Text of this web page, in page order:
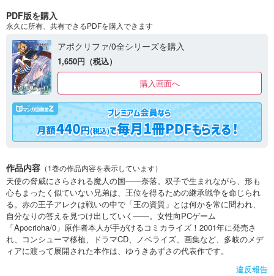
PDF版を購入
永久に所有、共有できるPDFを購入できます
アポクリファ/0全シリーズを購入
1,650円（税込）
購入画面へ
作品内容 （1巻の作品内容を表示しています）
天使の脅威にさらされる魔人の国——奈落。双子で生まれながら、形も
心もまったく似ていない兄弟は、王位を得るための継承戦争を命じられ
る。赤の王子アレクは戦いの中で「王の資質」とは何かを常に問われ、
自分なりの答えを見つけ出していく——。女性向PCゲーム
「Apocrioha/0」原作者本人が手がけるコミカライズ！2001年に発売さ
れ、コンシューマ移植、ドラマCD、ノベライズ、画集など、多岐のメデ
ィアに渡って展開された本作は、ゆうきあずさの代表作です。
違反報告